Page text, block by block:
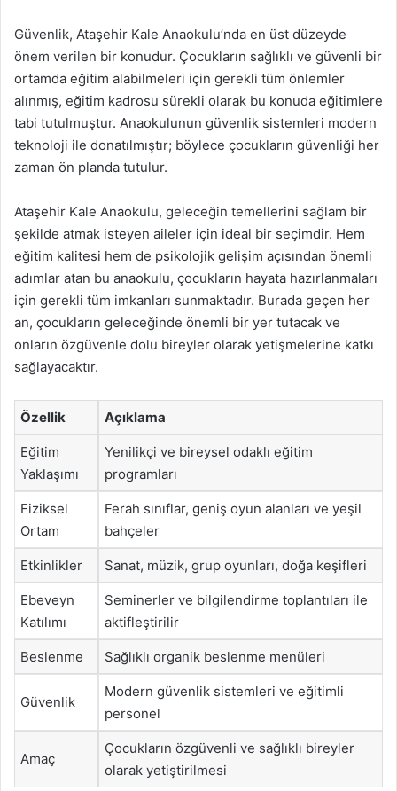
Güvenlik, Ataşehir Kale Anaokulu’nda en üst düzeyde
önem verilen bir konudur. Çocukların sağlıklı ve güvenli bir
ortamda eğitim alabilmeleri için gerekli tüm önlemler
alınmış, eğitim kadrosu sürekli olarak bu konuda eğitimlere
tabi tutulmuştur. Anaokulunun güvenlik sistemleri modern
teknoloji ile donatılmıştır; böylece çocukların güvenliği her
zaman ön planda tutulur.
Ataşehir Kale Anaokulu, geleceğin temellerini sağlam bir
şekilde atmak isteyen aileler için ideal bir seçimdir. Hem
eğitim kalitesi hem de psikolojik gelişim açısından önemli
adımlar atan bu anaokulu, çocukların hayata hazırlanmaları
için gerekli tüm imkanları sunmaktadır. Burada geçen her
an, çocukların geleceğinde önemli bir yer tutacak ve
onların özgüvenle dolu bireyler olarak yetişmelerine katkı
sağlayacaktır.
Özellik Açıklama
Eğitim
Yaklaşımı
Yenilikçi ve bireysel odaklı eğitim
programları
Fiziksel
Ortam
Ferah sınıflar, geniş oyun alanları ve yeşil
bahçeler
Etkinlikler Sanat, müzik, grup oyunları, doğa keşifleri
Ebeveyn
Katılımı
Seminerler ve bilgilendirme toplantıları ile
aktifleştirilir
Beslenme Sağlıklı organik beslenme menüleri
Güvenlik
Modern güvenlik sistemleri ve eğitimli
personel
Amaç
Çocukların özgüvenli ve sağlıklı bireyler
olarak yetiştirilmesi